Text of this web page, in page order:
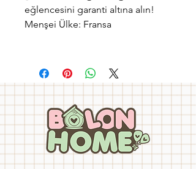
eğlencesini garanti altına alın!
Menşei Ülke: Fransa